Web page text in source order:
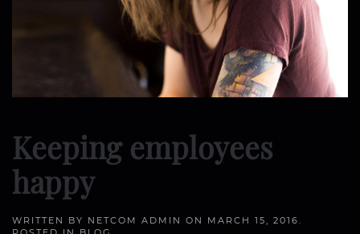
Keeping employees
happy
WRITTEN BY NETCOM ADMIN ON MARCH 15, 2016.